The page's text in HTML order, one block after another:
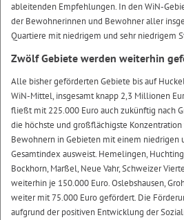
ableitenden Empfehlungen. In den WiN-
der Bewohnerinnen und Bewohner aller
Quartiere mit niedrigem und sehr niedrigem
Zwölf Gebiete werden weiterhin
Alle bisher geförderten Gebiete bis auf
WiN-Mittel, insgesamt knapp 2,3 Millionen
fließt mit 225.000 Euro auch zukünftig nach
die höchste und großflächigste
Bewohnern in Gebieten mit einem niedrigen
Gesamtindex ausweist. Hemelingen,
Bockhorn, Marßel, Neue Vahr, Schweizer
weiterhin je 150.000 Euro. Oslebshausen,
weiter mit 75.000 Euro gefördert. Die
aufgrund der positiven Entwicklung der